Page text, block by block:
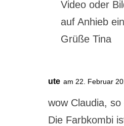
Video oder
auf Anhieb
Grüße Tina
ute am 22. Februar
wow Claudia,
Die Farbkombi